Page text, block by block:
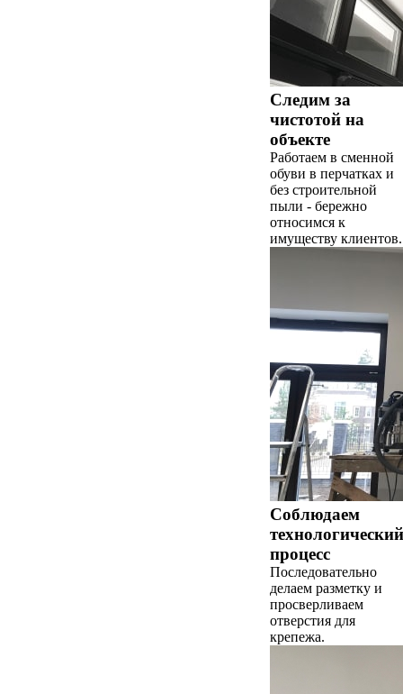
Следим за
чистотой на
объекте
Работаем в сменной
обуви в перчатках и
без строительной
пыли - бережно
относимся к
имуществу клиентов.
Соблюдаем
технологический
процесс
Последовательно
делаем разметку и
просверливаем
отверстия для
крепежа.